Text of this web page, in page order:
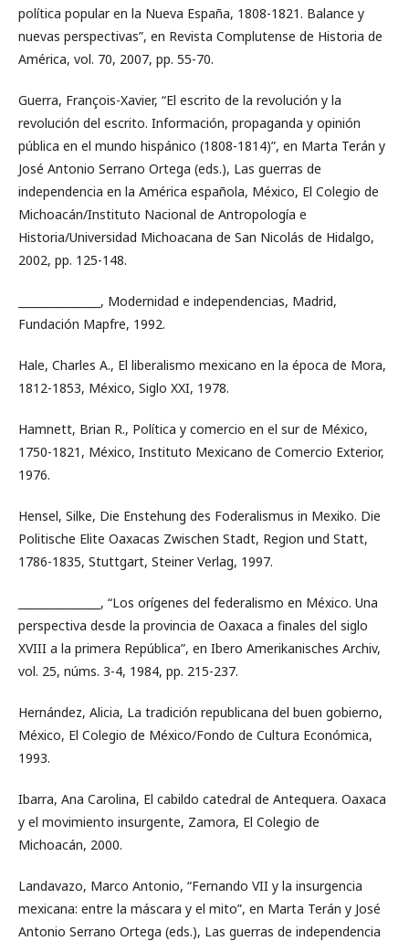
política popular en la Nueva España, 1808-1821. Balance y
nuevas perspectivas”, en Revista Complutense de Historia de
América, vol. 70, 2007, pp. 55-70.
Guerra, François-Xavier, “El escrito de la revolución y la
revolución del escrito. Información, propaganda y opinión
pública en el mundo hispánico (1808-1814)”, en Marta Terán y
José Antonio Serrano Ortega (eds.), Las guerras de
independencia en la América española, México, El Colegio de
Michoacán/Instituto Nacional de Antropología e
Historia/Universidad Michoacana de San Nicolás de Hidalgo,
2002, pp. 125-148.
_______________, Modernidad e independencias, Madrid,
Fundación Mapfre, 1992.
Hale, Charles A., El liberalismo mexicano en la época de Mora,
1812-1853, México, Siglo XXI, 1978.
Hamnett, Brian R., Política y comercio en el sur de México,
1750-1821, México, Instituto Mexicano de Comercio Exterior,
1976.
Hensel, Silke, Die Enstehung des Foderalismus in Mexiko. Die
Politische Elite Oaxacas Zwischen Stadt, Region und Statt,
1786-1835, Stuttgart, Steiner Verlag, 1997.
_______________, “Los orígenes del federalismo en México. Una
perspectiva desde la provincia de Oaxaca a finales del siglo
XVIII a la primera República”, en Ibero Amerikanisches Archiv,
vol. 25, núms. 3-4, 1984, pp. 215-237.
Hernández, Alicia, La tradición republicana del buen gobierno,
México, El Colegio de México/Fondo de Cultura Económica,
1993.
Ibarra, Ana Carolina, El cabildo catedral de Antequera. Oaxaca
y el movimiento insurgente, Zamora, El Colegio de
Michoacán, 2000.
Landavazo, Marco Antonio, “Fernando VII y la insurgencia
mexicana: entre la máscara y el mito”, en Marta Terán y José
Antonio Serrano Ortega (eds.), Las guerras de independencia